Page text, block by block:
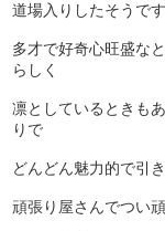
道場入りしたそうです
多才で好奇心旺盛な
らしく
凛としているときも
りで
どんどん魅力的で引
頑張り屋さんでつい